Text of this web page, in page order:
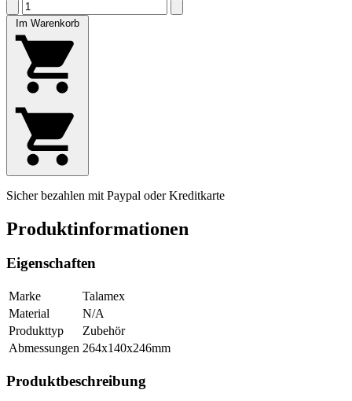
Im Warenkorb
Sicher bezahlen mit Paypal oder Kreditkarte
Produktinformationen
Eigenschaften
Marke
Talamex
Material
N/A
Produkttyp
Zubehör
Abmessungen 264x140x246mm
Produktbeschreibung